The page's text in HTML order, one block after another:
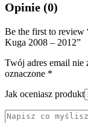
Opinie (0)
Be the first to review
Kuga 2008 – 2012”
Twój adres email nie
oznaczone *
Jak oceniasz produkt